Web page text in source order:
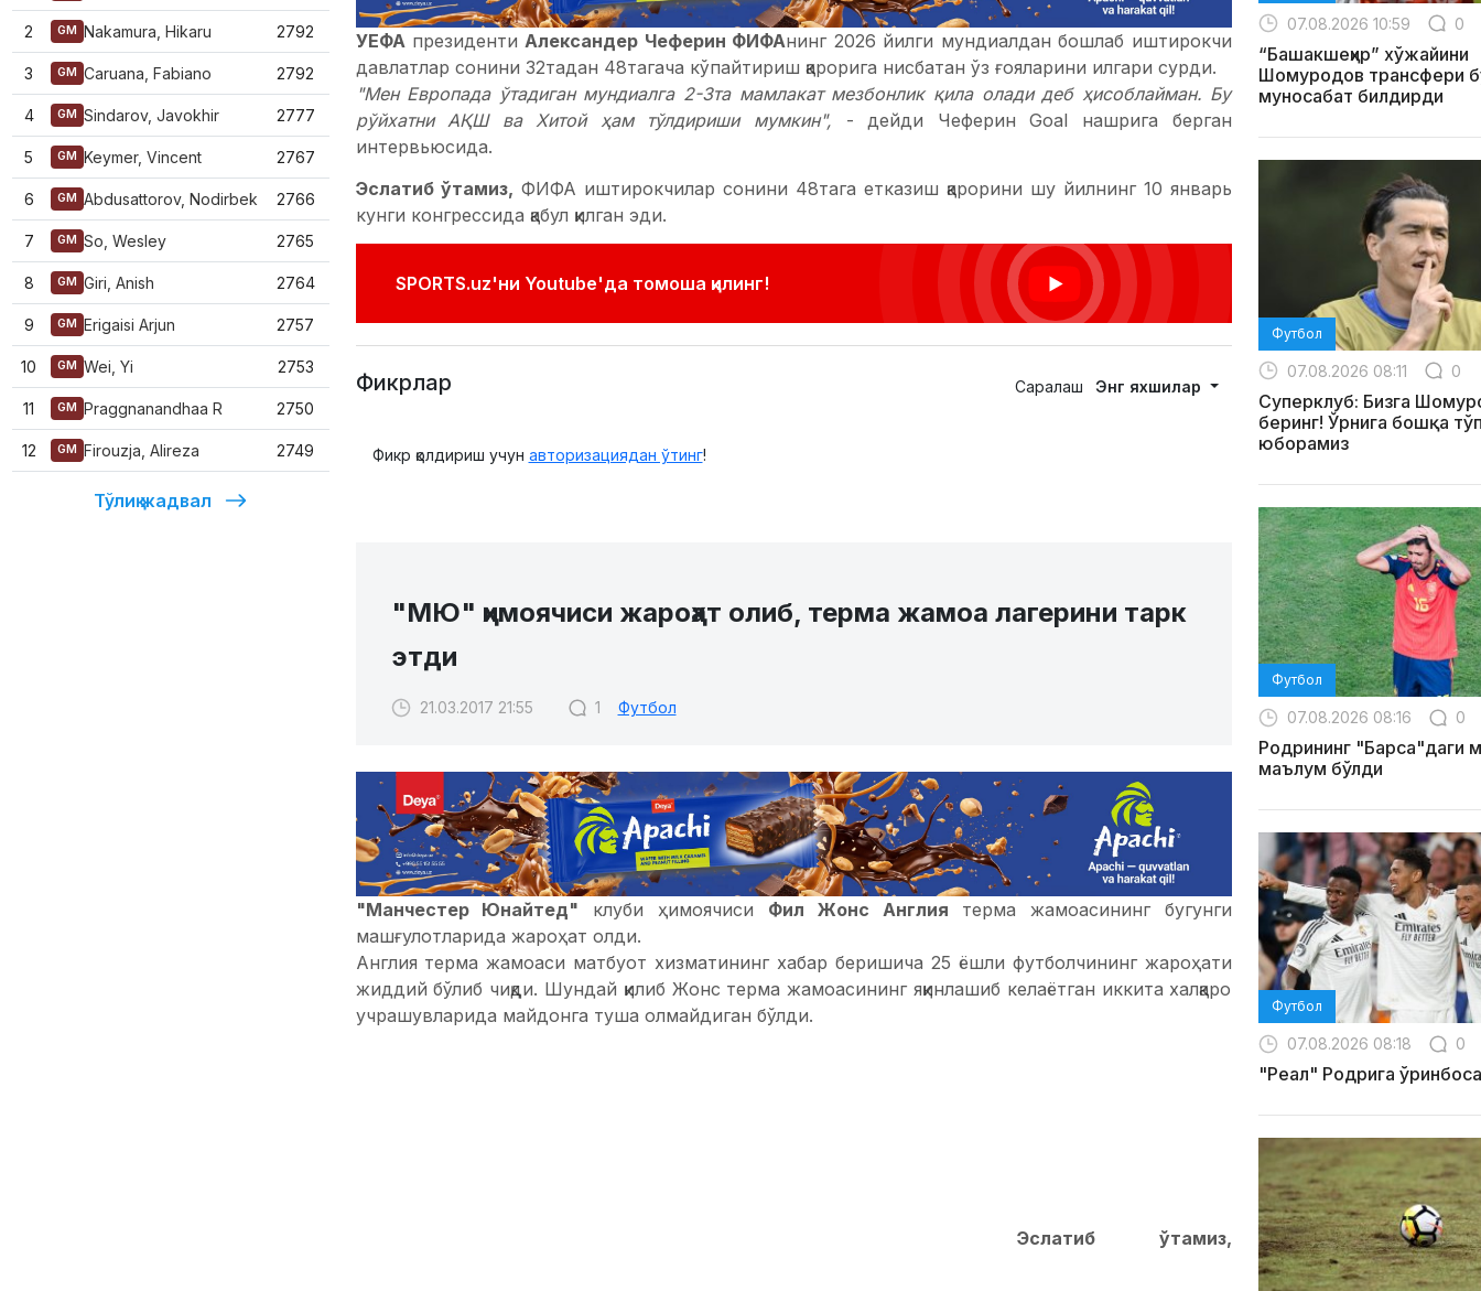
2 GM Nakamura, Hikaru 2792
3 GM Caruana, Fabiano 2792
4 GM Sindarov, Javokhir 2777
5 GM Keymer, Vincent 2767
6 GM Abdusattorov, Nodirbek 2766
7 GM So, Wesley 2765
8 GM Giri, Anish 2764
9 GM Erigaisi Arjun 2757
10 GM Wei, Yi 2753
11 GM Praggnanandhaa R 2750
12 GM Firouzja, Alireza 2749
Тўлиқ жадвал
УЕФА президенти Александер Чеферин ФИФАнинг 2026 йилги мундиалдан бошлаб иштирокчи
давлатлар сонини 32тадан 48тагача кўпайтириш қарорига нисбатан ўз ғояларини илгари сурди.
"Мен Европада ўтадиган мундиалга 2-3та мамлакат мезбонлик қила олади деб ҳисоблайман. Бу
рўйхатни АҚШ ва Хитой ҳам тўлдириши мумкин", - дейди Чеферин Goal нашрига берган
интервьюсида.
Эслатиб ўтамиз, ФИФА иштирокчилар сонини 48тага етказиш қарорини шу йилнинг 10 январь
кунги конгрессида қабул қилган эди.
SPORTS.uz'ни Youtube'да томоша қилинг!
Фикрлар Саралаш Энг яхшилар
Фикр қолдириш учун авторизациядан ўтинг!
"МЮ" ҳимоячиси жароҳат олиб, терма жамоа лагерини тарк
этди
21.03.2017 21:55 1 Футбол
"Манчестер Юнайтед" клуби ҳимоячиси Фил Жонс Англия терма жамоасининг бугунги
машғулотларида жароҳат олди.
Англия терма жамоаси матбуот хизматининг хабар беришича 25 ёшли футболчининг жароҳати
жиддий бўлиб чиқди. Шундай қилиб Жонс терма жамоасининг яқинлашиб келаётган иккита халқаро
учрашувларида майдонга туша олмайдиган бўлди.
07.08.2026 10:59 0
“Башакшеҳир” хўжайини
Шомуродов трансфери
муносабат билдирди
Футбол
07.08.2026 08:11 0
Суперклуб: Бизга
беринг! Ўрнига бошқа
юборамиз
Футбол
07.08.2026 08:16 0
Родрининг "Барса"даги
маълум бўлди
Футбол
07.08.2026 08:18 0
"Реал" Родрига